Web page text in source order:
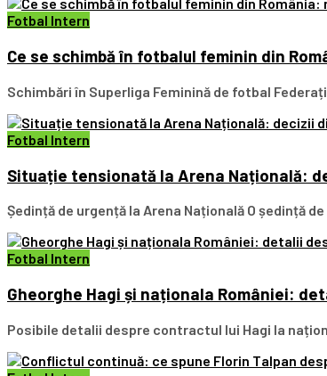
Fotbal Intern
Ce se schimbă în fotbalul feminin din
Schimbări în Superliga Feminină de fotbal
Fotbal Intern
Situație tensionată la Arena Națională:
Ședință de urgență la Arena Națională O ședință
Fotbal Intern
Gheorghe Hagi și naționala României:
Posibile detalii despre contractul lui Hagi la